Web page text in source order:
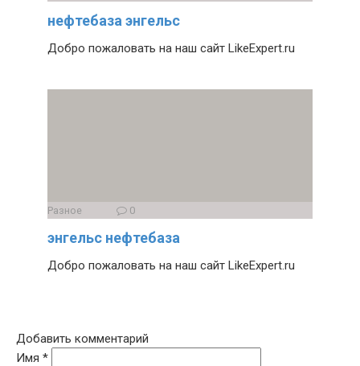
нефтебаза энгельс
Добро пожаловать на наш сайт LikeExpert.ru
Разное 0
энгельс нефтебаза
Добро пожаловать на наш сайт LikeExpert.ru
Добавить комментарий
Имя *